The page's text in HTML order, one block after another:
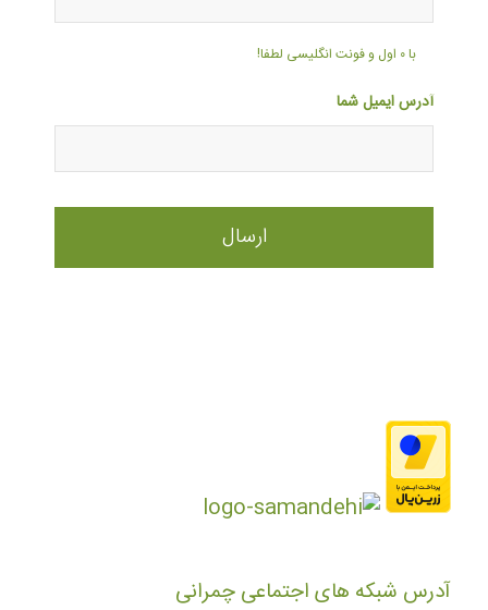
با ۰ اول و فونت انگلیسی لطفا!
آدرس ایمیل شما
آدرس شبکه های اجتماعی چمرانی